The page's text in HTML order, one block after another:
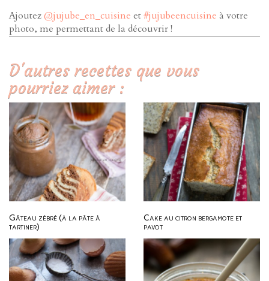
Ajoutez@jujube_en_cuisine et#jujubeencuisine à votre
photo, me permettant de la découvrir !
D'autres recettes que vous
pourriez aimer :
Gâteau zébré (à la pâte à
tartiner)
Cake au citron bergamote et
pavot